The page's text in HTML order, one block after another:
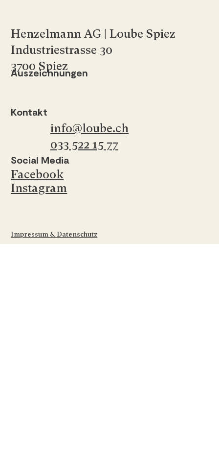
Impressum & Datenschutz
info@loube.ch
033 522 15 77
Kontakt
Facebook
Instagram
Social Media
Auszeichnungen
Henzelmann AG | Loube Spiez
Industriestrasse 30
3700 Spiez